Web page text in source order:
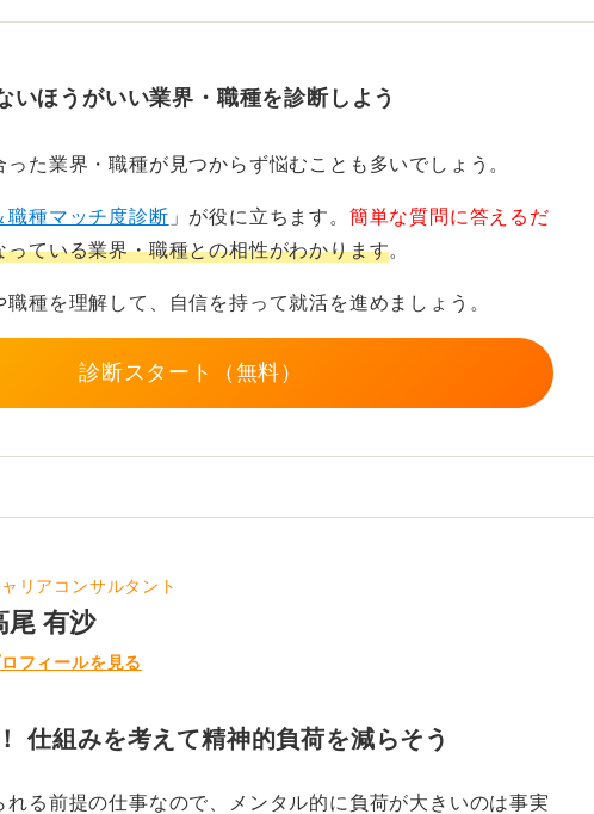
取り組んでいました。
業の疑似体験をしながら工夫をこらそう
学生のうちにティッシュ配りやチラシ配りのアルバイトを
営業のリアルな疑似体験になります。飲食店で推奨商品を提
でしょう。
精神的に厳しいのは最初の1週間といわれますが、そこを乗
かが一つの分岐点になります。
いほうがいい業界・職種を診断しよう
た業界・職種が見つからず悩むことも多いでしょう。
職種マッチ度診断 」が役に立ちます。 簡単な質問に答えるだ
っている業界・職種との相性がわかります。
職種を理解して、自信を持って就活を進めましょう。
診断スタート（無料）
リアコンサルタント
尾 有沙
フィールを見る
仕組みを考えて精神的負荷を減らそう
れる前提の仕事なので、メンタル的に負荷が大きいのは事実